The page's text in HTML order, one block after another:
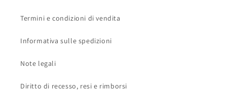
Termini e condizioni di vendita
Informativa sulle spedizioni
Note legali
Diritto di recesso, resi e rimborsi